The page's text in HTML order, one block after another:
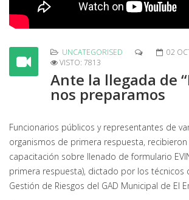
UNCATEGORISED
02
VISTO: 7813
Ante la llegada de
nos preparamos
Funcionarios públicos y representantes de
organismos de primera respuesta, recibieron
capacitación sobre llenado de formulario
primera respuesta), dictado por los técnicos
Gestión de Riesgos del GAD Municipal de El